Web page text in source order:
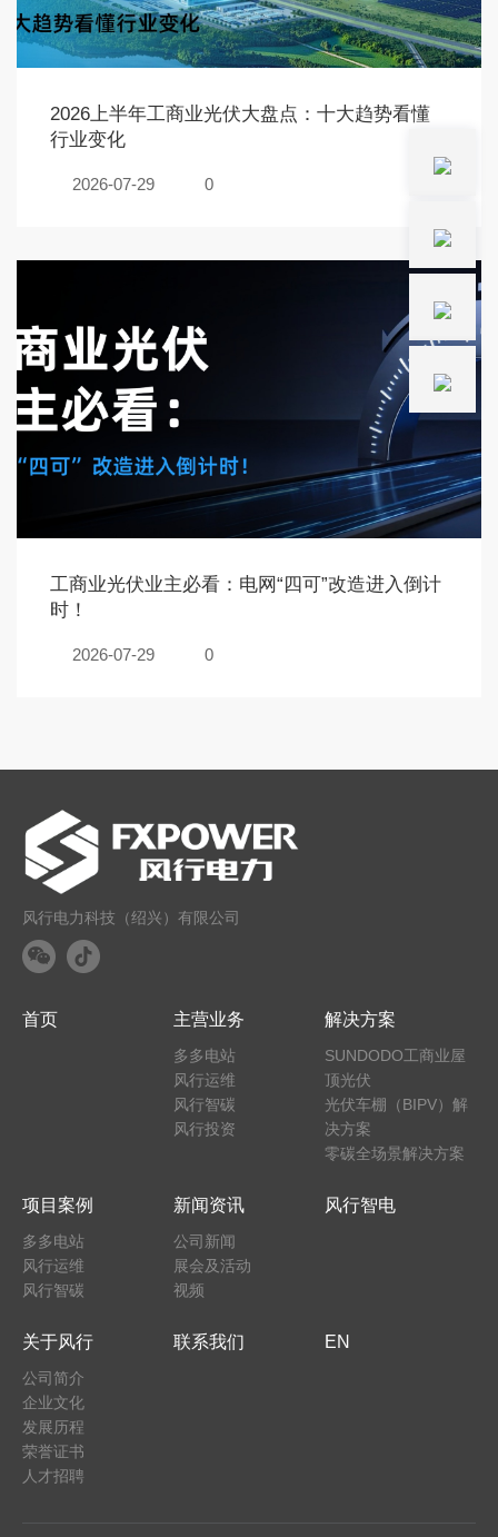
2026上半年工商业光伏大盘点：十大趋势看懂
行业变化
2026-07-29 0
工商业光伏业主必看：电网“四可”改造进入倒计
时！
2026-07-29 0
风行电力科技（绍兴）有限公司
首页 主营业务
多多电站
风行运维
风行智碳
风行投资
解决方案
SUNDODO工商业屋
顶光伏
光伏车棚（BIPV）解
决方案
零碳全场景解决方案
项目案例
多多电站
风行运维
风行智碳
新闻资讯
公司新闻
展会及活动
视频
风行智电
关于风行
公司简介
企业文化
发展历程
荣誉证书
人才招聘
联系我们 EN